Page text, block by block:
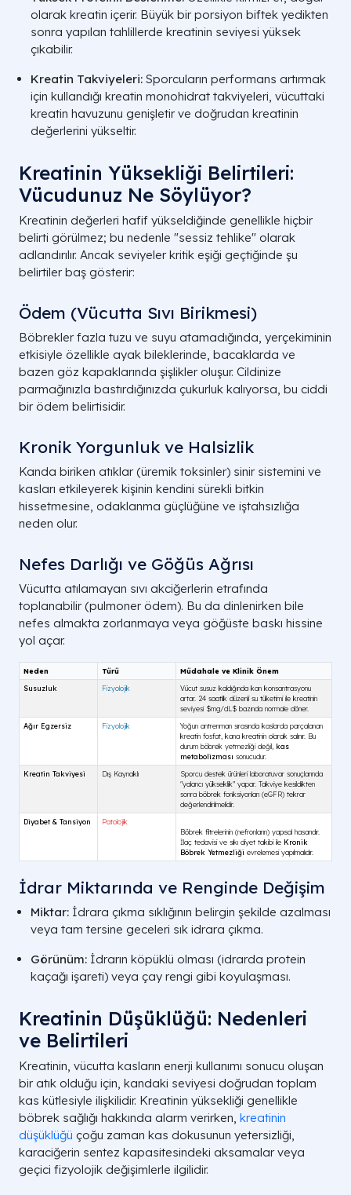
olarak kreatin içerir. Büyük bir porsiyon biftek yedikten
sonra yapılan tahlillerde kreatinin seviyesi yüksek
çıkabilir.
Kreatin Takviyeleri: Sporcuların performans artırmak
için kullandığı kreatin monohidrat takviyeleri, vücuttaki
kreatin havuzunu genişletir ve doğrudan kreatinin
değerlerini yükseltir.
Kreatinin Yüksekliği Belirtileri:
Vücudunuz Ne Söylüyor?
Kreatinin değerleri hafif yükseldiğinde genellikle hiçbir
belirti görülmez; bu nedenle "sessiz tehlike" olarak
adlandırılır. Ancak seviyeler kritik eşiği geçtiğinde şu
belirtiler baş gösterir:
Ödem (Vücutta Sıvı Birikmesi)
Böbrekler fazla tuzu ve suyu atamadığında, yerçekiminin
etkisiyle özellikle ayak bileklerinde, bacaklarda ve
bazen göz kapaklarında şişlikler oluşur. Cildinize
parmağınızla bastırdığınızda çukurluk kalıyorsa, bu ciddi
bir ödem belirtisidir.
Kronik Yorgunluk ve Halsizlik
Kanda biriken atıklar (üremik toksinler) sinir sistemini ve
kasları etkileyerek kişinin kendini sürekli bitkin
hissetmesine, odaklanma güçlüğüne ve iştahsızlığa
neden olur.
Nefes Darlığı ve Göğüs Ağrısı
Vücutta atılamayan sıvı akciğerlerin etrafında
toplanabilir (pulmoner ödem). Bu da dinlenirken bile
nefes almakta zorlanmaya veya göğüste baskı hissine
yol açar.
İdrar Miktarında ve Renginde Değişim
Miktar: İdrara çıkma sıklığının belirgin şekilde azalması
veya tam tersine geceleri sık idrara çıkma.
Görünüm: İdrarın köpüklü olması (idrarda protein
kaçağı işareti) veya çay rengi gibi koyulaşması.
Kreatinin Düşüklüğü: Nedenleri
ve Belirtileri
Kreatinin, vücutta kasların enerji kullanımı sonucu oluşan
bir atık olduğu için, kandaki seviyesi doğrudan toplam
kas kütlesiyle ilişkilidir. Kreatinin yüksekliği genellikle
böbrek sağlığı hakkında alarm verirken, kreatinin
düşüklüğü çoğu zaman kas dokusunun yetersizliği,
karaciğerin sentez kapasitesindeki aksamalar veya
geçici fizyolojik değişimlerle ilgilidir.